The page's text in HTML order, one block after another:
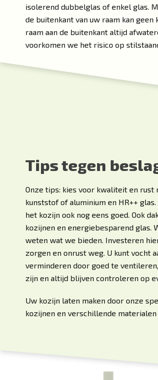
isolerend dubbelglas of enkel glas.
de buitenkant van uw raam kan
raam aan de buitenkant altijd
voorkomen we het risico op
Tips tegen
Onze tips: kies voor kwaliteit en
kunststof of aluminium en HR++
het kozijn ook nog eens goed. Ook
kozijnen en energiebesparend glas.
weten wat we bieden. Investeren
zorgen en onrust weg. U kunt vocht
verminderen door goed te
zijn en altijd blijven controleren op
Uw kozijn laten maken door onze
kozijnen en verschillende